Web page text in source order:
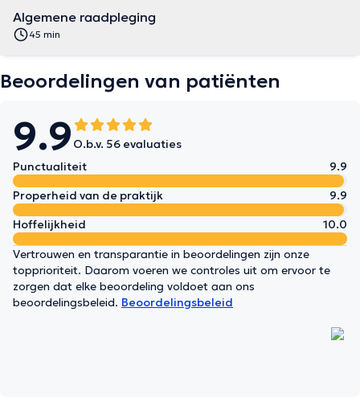
Algemene raadpleging
45 min
Beoordelingen van patiënten
9.9 O.b.v. 56 evaluaties
Punctualiteit
9.9
Properheid van de praktijk
9.9
Hoffelijkheid
10.0
Vertrouwen en transparantie in beoordelingen zijn onze
topprioriteit. Daarom voeren we controles uit om ervoor te
zorgen dat elke beoordeling voldoet aan ons
beoordelingsbeleid. Beoordelingsbeleid